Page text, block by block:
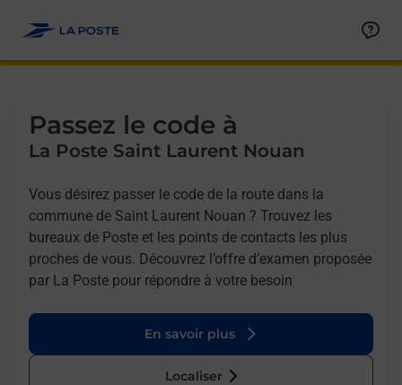
Passez le code à
La Poste Saint Laurent Nouan
Vous désirez passer le code de la route dans la
commune de Saint Laurent Nouan ? Trouvez les
bureaux de Poste et les points de contacts les plus
proches de vous. Découvrez l’offre d’examen proposée
par La Poste pour répondre à votre besoin
En savoir plus
Localiser